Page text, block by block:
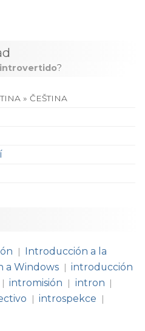
introvertido?
» ČEŠTINA
| Introducción a la
a Windows | introducción
| intromisión | intron |
| introspekce |